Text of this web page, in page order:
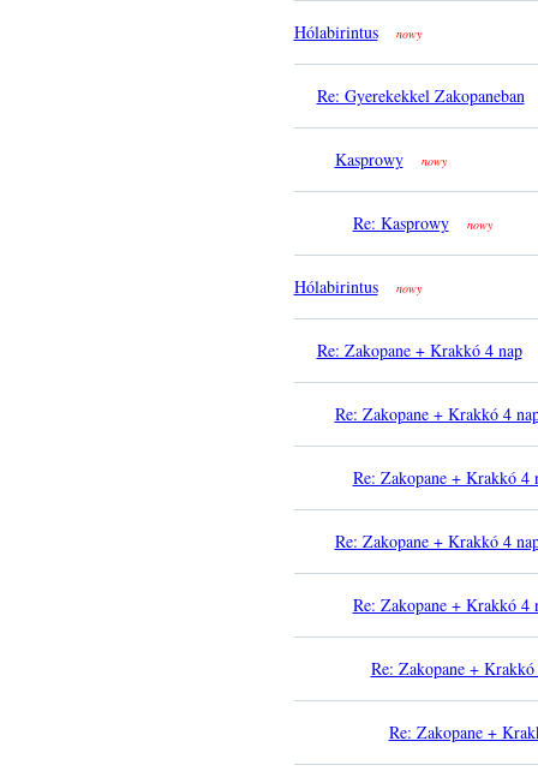
Hólabirintus nowy
Re: Gyerekekkel Zakopaneban
Kasprowy nowy
Re: Kasprowy nowy
Hólabirintus nowy
Re: Zakopane + Krakkó 4 nap
Re: Zakopane + Krakkó 4
Re: Zakopane + Krakkó 4
Re: Zakopane + Krakkó 4
Re: Zakopane + Krakkó 4
Re: Zakopane + Krakkó
Re: Zakopane +